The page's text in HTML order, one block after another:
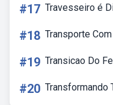
#17 Travesseiro é
#18 Transporte
#19 Transicao Do
#20 Transformando